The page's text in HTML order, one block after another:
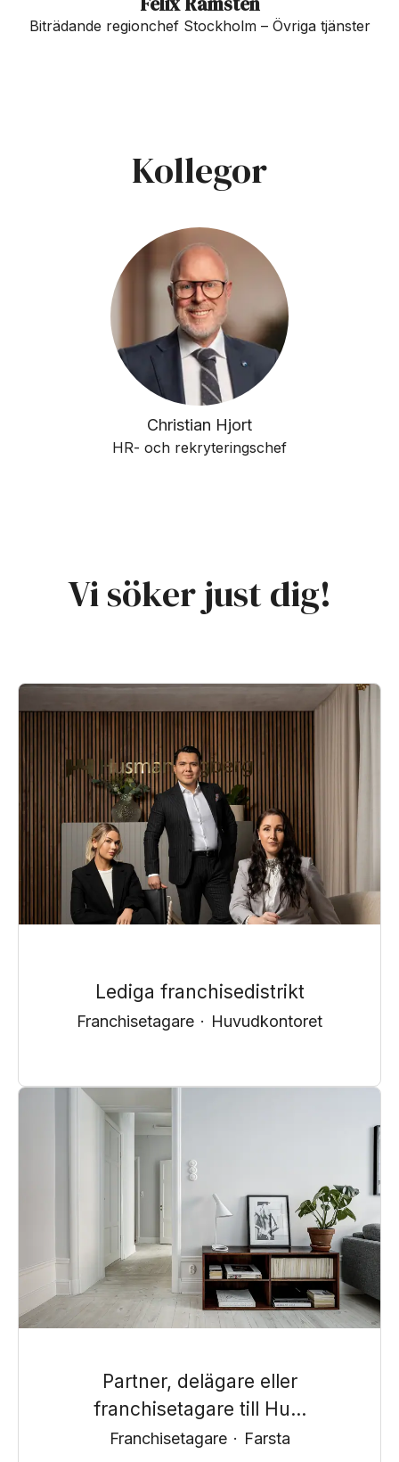
Biträdande regionchef Stockholm – Övriga tjänster
Kollegor
Christian Hjort
HR- och rekryteringschef
Vi söker just dig!
Lediga franchisedistrikt
Franchisetagare · Huvudkontoret
Partner, delägare eller
franchisetagare till Hu...
Franchisetagare · Farsta